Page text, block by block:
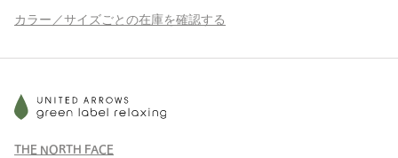
カラー／サイズごとの在庫を確認する
THE NORTH FACE